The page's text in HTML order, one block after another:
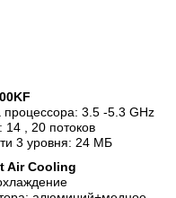
процессора: 3.5 -5.3 GHz
14 , 20 потоков
3 уровня: 24 МБ
Air Cooling